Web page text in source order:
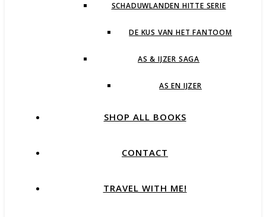
SCHADUWLANDEN HITTE SERIE
DE KUS VAN HET FANTOOM
AS & IJZER SAGA
AS EN IJZER
SHOP ALL BOOKS
CONTACT
TRAVEL WITH ME!